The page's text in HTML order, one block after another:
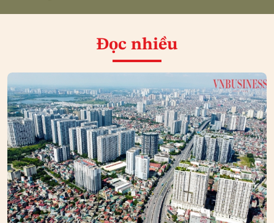
Đọc nhiều